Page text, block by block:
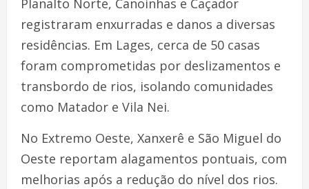
Planalto Norte, Canoinhas e Caçador
registraram enxurradas e danos a diversas
residências. Em Lages, cerca de 50 casas
foram comprometidas por deslizamentos e
transbordo de rios, isolando comunidades
como Matador e Vila Nei.
No Extremo Oeste, Xanxerê e São Miguel do
Oeste reportam alagamentos pontuais, com
melhorias após a redução do nível dos rios.